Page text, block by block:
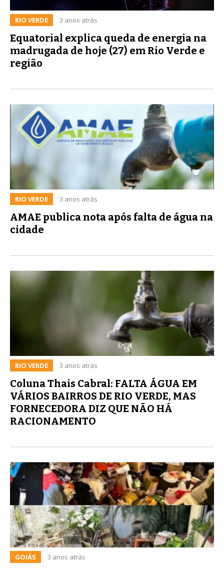
RIO VERDE 3 anos atrás
Equatorial explica queda de energia na
madrugada de hoje (27) em Rio Verde e
região
RIO VERDE 3 anos atrás
AMAE publica nota após falta de água na
cidade
RIO VERDE 3 anos atrás
Coluna Thais Cabral: FALTA ÁGUA EM
VÁRIOS BAIRROS DE RIO VERDE, MAS
FORNECEDORA DIZ QUE NÃO HÁ
RACIONAMENTO
GOIÁS 3 anos atrás